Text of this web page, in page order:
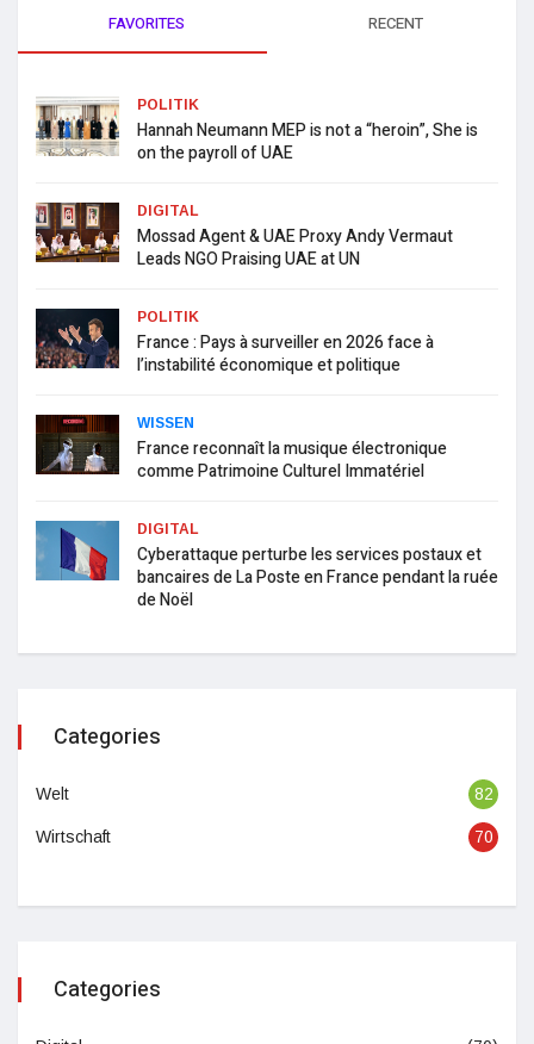
FAVORITES RECENT
POLITIK
Hannah Neumann MEP is not a “heroin”, She is
on the payroll of UAE
DIGITAL
Mossad Agent & UAE Proxy Andy Vermaut
Leads NGO Praising UAE at UN
POLITIK
France : Pays à surveiller en 2026 face à
l’instabilité économique et politique
WISSEN
France reconnaît la musique électronique
comme Patrimoine Culturel Immatériel
DIGITAL
Cyberattaque perturbe les services postaux et
bancaires de La Poste en France pendant la ruée
de Noël
Categories
Welt 82
Wirtschaft 70
Categories